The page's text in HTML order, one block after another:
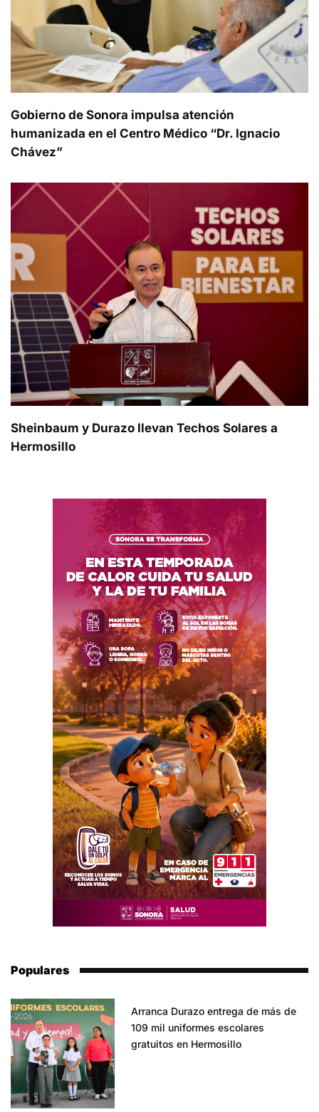
Gobierno de Sonora impulsa atención
humanizada en el Centro Médico “Dr. Ignacio
Chávez”
Sheinbaum y Durazo llevan Techos Solares a
Hermosillo
Populares
Arranca Durazo entrega de más de
109 mil uniformes escolares
gratuitos en Hermosillo